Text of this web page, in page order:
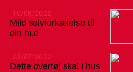
10/08/2022
Mild selvforkælelse til
din hud
22/07/2022
Dette overtøj skal i hus